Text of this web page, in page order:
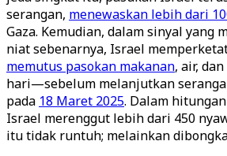
serangan, menewaskan lebih dari
Gaza. Kemudian, dalam sinyal yang
niat sebenarnya, Israel
memutus pasokan makanan, air,
hari—sebelum melanjutkan
pada 18 Maret 2025. Dalam
Israel merenggut lebih dari 450
itu tidak runtuh; melainkan